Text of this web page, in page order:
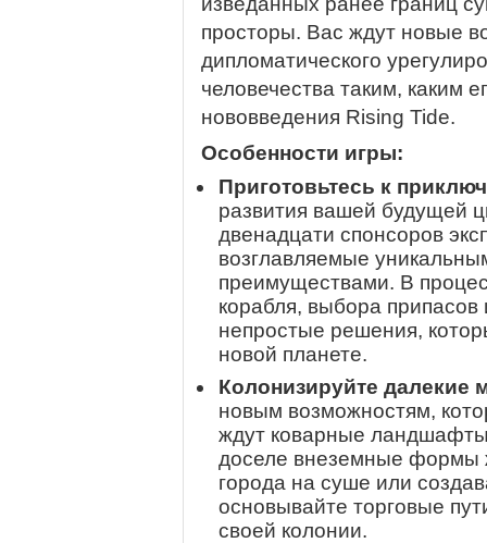
просторы. Вас ждут новые
дипломатического
человечества таким, каким
нововведения Rising Tide.
Особенности игры:
Приготовьтесь к
развития вашей будущей
двенадцати спонсоров
возглавляемые
преимуществами. В
корабля, выбора припасов
непростые решения,
новой планете.
Колонизируйте далекие
новым возможностям,
ждут коварные
доселе внеземные формы
города на суше или
основывайте торговые
своей колонии.